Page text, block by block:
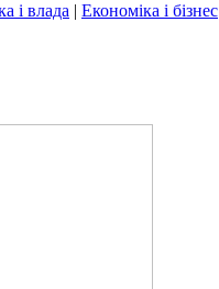
і влада | Економіка і бізнес